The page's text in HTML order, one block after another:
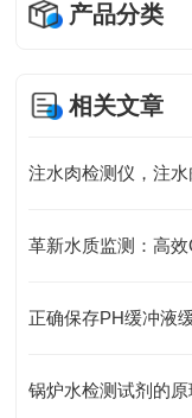
产品分类
相关文章
注水肉检测仪，注
正确保存PH缓冲液
锅炉水检测试剂的